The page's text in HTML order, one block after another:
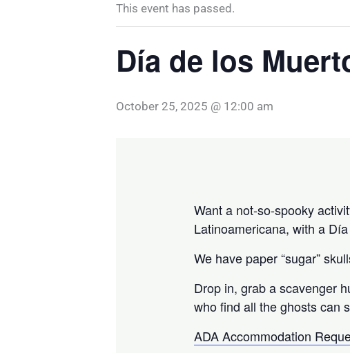
This event has passed.
Día de los
October 25, 2025 @ 12:00 am
Want a not-so-spooky
Latinoamericana, with a
We have paper “sugar”
Drop in, grab a scavenger
who find all the ghosts can
ADA Accommodation